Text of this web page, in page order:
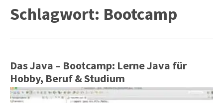
Schlagwort: Bootcamp
Das Java – Bootcamp: Lerne Java für
Hobby, Beruf & Studium